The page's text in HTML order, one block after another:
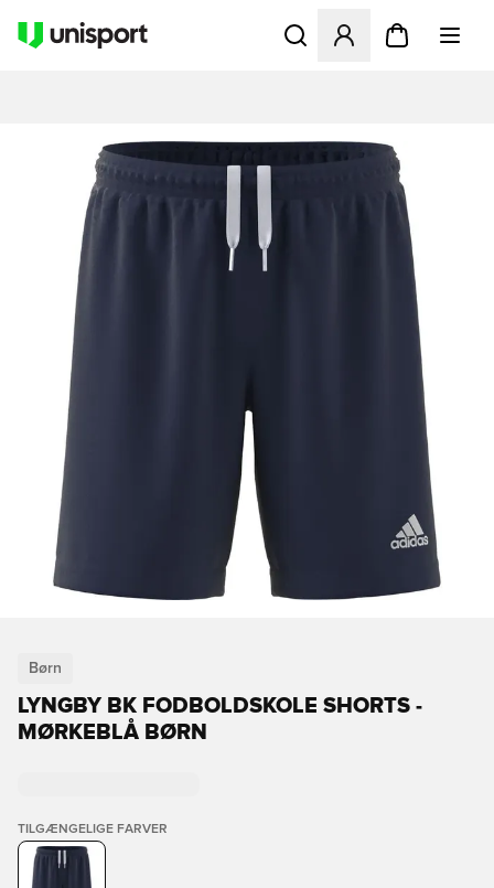
Åbner en Modal til at
Børn
LYNGBY BK FODBOLDSKOLE SHORTS -
MØRKEBLÅ BØRN
TILGÆNGELIGE FARVER